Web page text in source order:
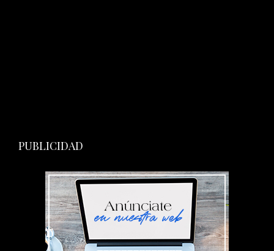
PUBLICIDAD